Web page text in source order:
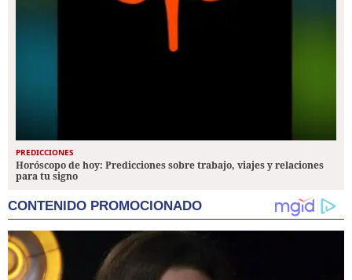
PREDICCIONES
Horóscopo de hoy: Predicciones sobre trabajo, viajes y relaciones
para tu signo
CONTENIDO PROMOCIONADO